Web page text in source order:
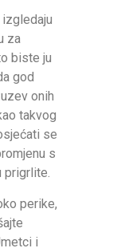
za
biste ju
god
onih
takvog
se
s
prigrlite.
perike,
i